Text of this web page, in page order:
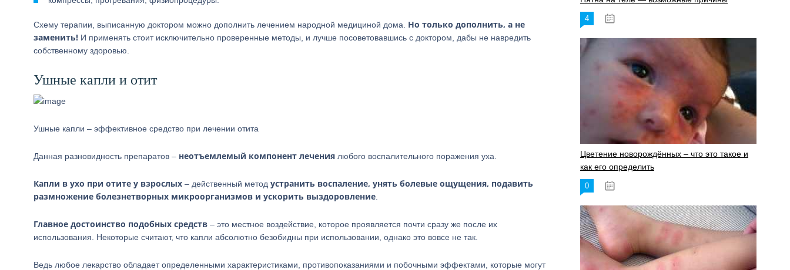
Схему терапии, выписанную доктором можно дополнить лечением народной медициной дома. Но только дополнить, а не
заменить! И применять стоит исключительно проверенные методы, и лучше посоветовавшись с доктором, дабы не навредить
собственному здоровью.
Ушные капли и отит
Ушные капли – эффективное средство при лечении отита
Данная разновидность препаратов – неотъемлемый компонент лечения любого воспалительного поражения уха.
Капли в ухо при отите у взрослых – действенный метод устранить воспаление, унять болевые ощущения, подавить
размножение болезнетворных микроорганизмов и ускорить выздоровление
Главное достоинство подобных средств – это местное воздействие, которое проявляется почти сразу же после их
использования. Некоторые считают, что капли абсолютно безобидны при использовании, однако это вовсе не так.
Ведь любое лекарство обладает определенными характеристиками, противопоказаниями и побочными эффектами, которые могут
4
Цветение новорождённых – что это такое и
как его определить
0